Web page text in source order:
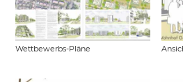
Wettbewerbs-Pläne